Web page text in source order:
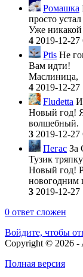
Ромашка
просто
Уже никакой
4 2019-12-27
Ptis Не
Вам идти!
Маслиница,
4 2019-12-27
Fludetta
Новый год!
волшебный.
3 2019-12-27
Пегас За
Тузик
Новый год!
новогодним
3 2019-12-27
0 ответ сложен
Войдите, чтобы
Copyright © 2026 -
Полная версия